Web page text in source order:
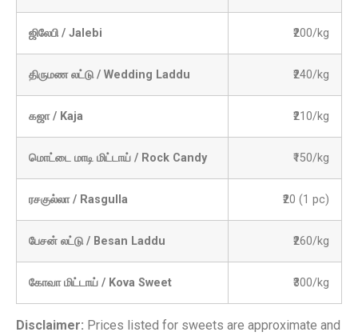
ஜிலேபி / Jalebi ₹200/kg
திருமண லட்டு / Wedding Laddu ₹240/kg
கஜா / Kaja ₹210/kg
மொட்டை மாடி மிட்டாய் / Rock Candy ₹150/kg
ரசகுல்லா / Rasgulla ₹20 (1 pc)
பேசன் லட்டு / Besan Laddu ₹260/kg
கோவா மிட்டாய் / Kova Sweet ₹300/kg
Disclaimer: Prices listed for sweets are approximate and